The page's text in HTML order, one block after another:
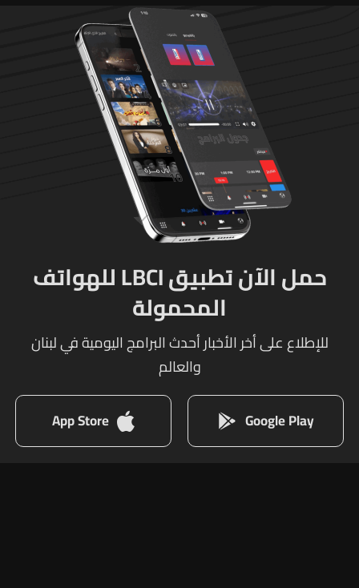
حمل الآن تطبيق LBCI للهواتف
المحمولة
للإطلاع على أخر الأخبار أحدث البرامج اليومية في لبنان
والعالم
Google Play
App Store